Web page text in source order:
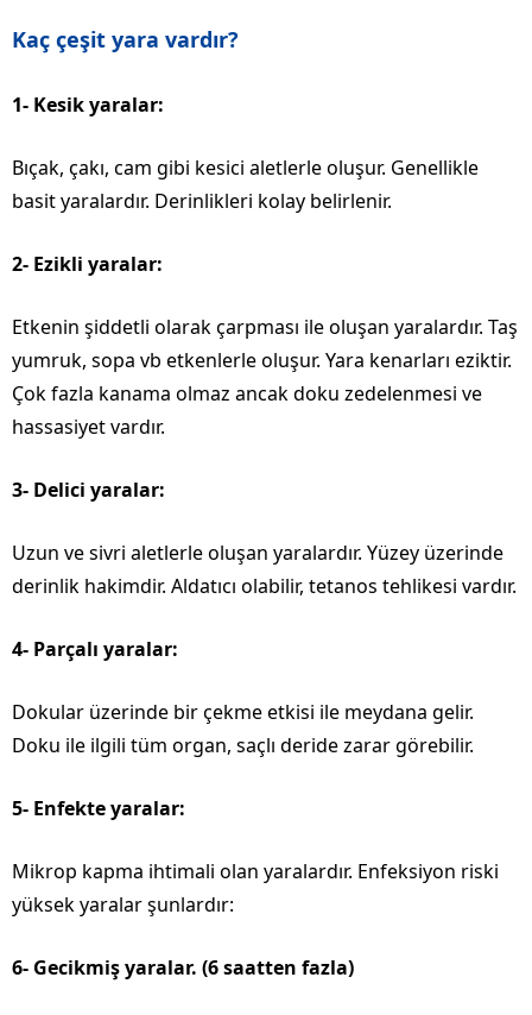
Kaç çeşit yara vardır?
1- Kesik yaralar:
Bıçak, çakı, cam gibi kesici aletlerle oluşur. Genellikle
basit yaralardır. Derinlikleri kolay belirlenir.
2- Ezikli yaralar:
Etkenin şiddetli olarak çarpması ile oluşan yaralardır. Taş
yumruk, sopa vb etkenlerle oluşur. Yara kenarları eziktir.
Çok fazla kanama olmaz ancak doku zedelenmesi ve
hassasiyet vardır.
3- Delici yaralar:
Uzun ve sivri aletlerle oluşan yaralardır. Yüzey üzerinde
derinlik hakimdir. Aldatıcı olabilir, tetanos tehlikesi vardır.
4- Parçalı yaralar:
Dokular üzerinde bir çekme etkisi ile meydana gelir.
Doku ile ilgili tüm organ, saçlı deride zarar görebilir.
5- Enfekte yaralar:
Mikrop kapma ihtimali olan yaralardır. Enfeksiyon riski
yüksek yaralar şunlardır:
6- Gecikmiş yaralar. (6 saatten fazla)